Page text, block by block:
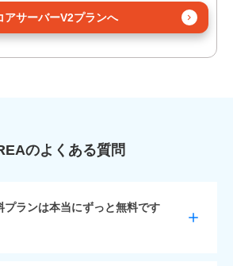
アサーバーV2プランへ
のよくある質問
プランは本当にずっと無料です